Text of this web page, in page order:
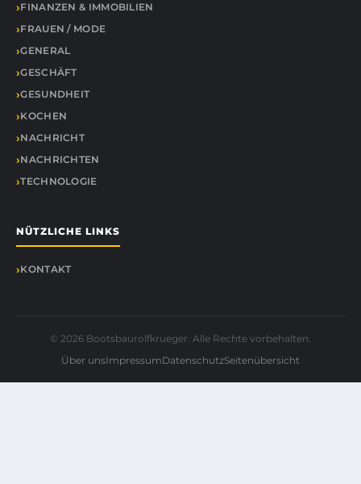
FINANZEN & IMMOBILIEN
FRAUEN / MODE
GENERAL
GESCHÄFT
GESUNDHEIT
KOCHEN
NACHRICHT
NACHRICHTEN
TECHNOLOGIE
NÜTZLICHE LINKS
KONTAKT
© 2026 Bootsbaurolfkrueger. Alle Rechte vorbehalten.
Über unsImpressumDatenschutzSeitenübersicht